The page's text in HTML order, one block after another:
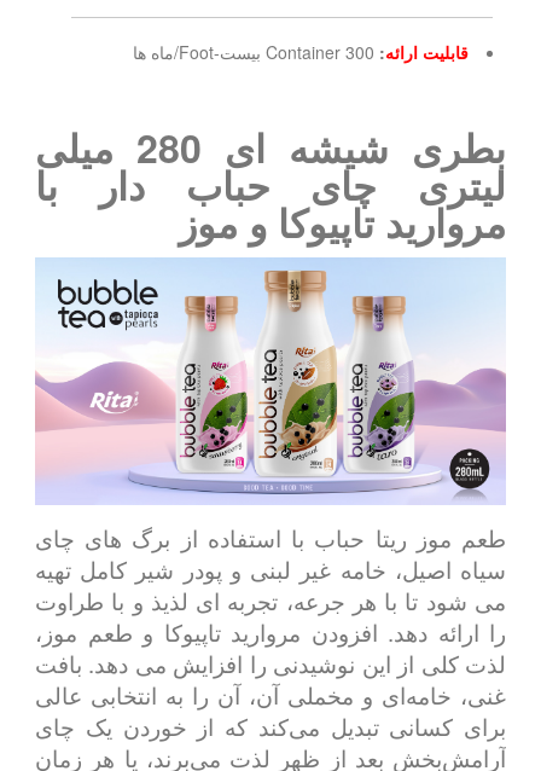
قابلیت ارائه: 300 Container بیست-Foot/ماه ها
بطری شیشه ای 280 میلی
لیتری چای حباب دار با
مروارید تاپیوکا و موز
طعم موز ریتا حباب با استفاده از برگ های چای
سیاه اصیل، خامه غیر لبنی و پودر شیر کامل تهیه
می شود تا با هر جرعه، تجربه ای لذیذ و با طراوت
را ارائه دهد. افزودن مروارید تاپیوکا و طعم موز،
لذت کلی از این نوشیدنی را افزایش می دهد. بافت
غنی، خامه‌ای و مخملی آن، آن را به انتخابی عالی
برای کسانی تبدیل می‌کند که از خوردن یک چای
آرامش‌بخش بعد از ظهر لذت می‌برند، یا هر زمان